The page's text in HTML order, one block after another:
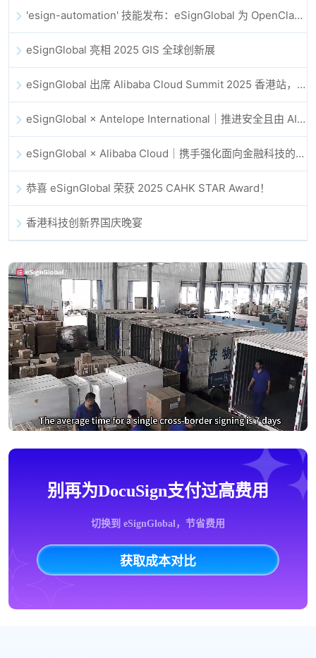
'esign-automation' 技能发布：eSignGlobal 为 OpenClaw 提供自动化电子签名能力
eSignGlobal 亮相 2025 GIS 全球创新展
eSignGlobal 出席 Alibaba Cloud Summit 2025 香港站，共同探讨 AI 驱动的云创新与数字信任未来
eSignGlobal × Antelope International｜推进安全且由 AI 驱动的数字化工作流
eSignGlobal × Alibaba Cloud｜携手强化面向金融科技的全球数字信任
恭喜 eSignGlobal 荣获 2025 CAHK STAR Award！
香港科技创新界国庆晚宴
别再为DocuSign支付过高费用
切换到 eSignGlobal，节省费用
获取成本对比